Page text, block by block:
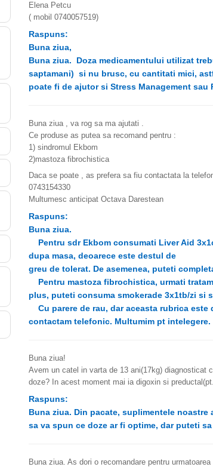
Elena Petcu
( mobil 0740057519)
Raspuns:
Buna ziua,
Buna ziua. Doza medicamentului utilizat
saptamani) si nu brusc, cu cantitati mici,
poate fi de ajutor si Stress Management sau
Buna ziua , va rog sa ma ajutati .
Ce produse as putea sa recomand pentru :
1) sindromul Ekbom
2)mastoza fibrochistica
Daca se poate , as prefera sa fiu contactata la
0743154330
Multumesc anticipat Octava Darestean
Raspuns:
Buna ziua.
Pentru sdr Ekbom consumati Liver Aid
dupa masa, deoarece este destul de
greu de tolerat. De asemenea, puteti
Pentru mastoza fibrochistica, urmati
plus, puteti consuma smokerade 3x1tb/zi si
Cu parere de rau, dar aceasta rubrica
contactam telefonic. Multumim pt intelegere.
Buna ziua!
Avem un catel in varta de 13 ani(17kg)
doze? In acest moment mai ia digoxin si
Raspuns:
Buna ziua. Din pacate, suplimentele
sa va spun ce doze ar fi optime, dar puteti
Buna ziua. As dori o recomandare pentru